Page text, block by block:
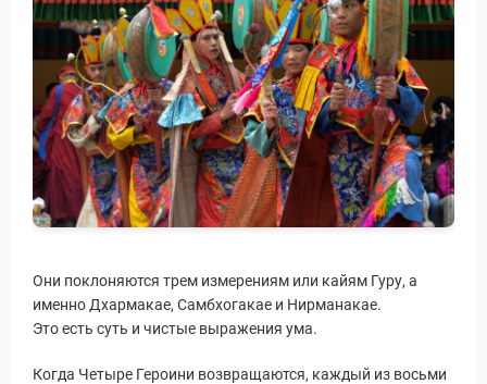
Они поклоняются трем измерениям или кайям Гуру, а
именно Дхармакае, Самбхогакае и Нирманакае.
Это есть суть и чистые выражения ума.
Когда Четыре Героини возвращаются, каждый из восьми